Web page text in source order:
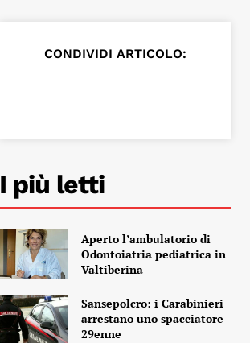
CONDIVIDI ARTICOLO:
I più letti
Aperto l’ambulatorio di
Odontoiatria pediatrica in
Valtiberina
Sansepolcro: i Carabinieri
arrestano uno spacciatore
29enne